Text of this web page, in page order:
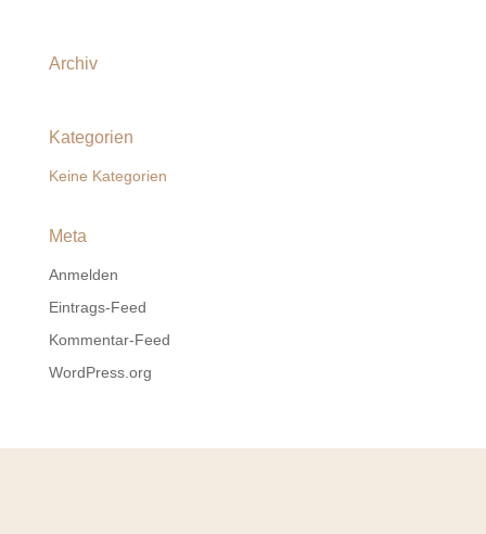
Archiv
Kategorien
Keine Kategorien
Meta
Anmelden
Eintrags-Feed
Kommentar-Feed
WordPress.org